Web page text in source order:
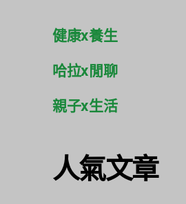
健康x養生
哈拉x閒聊
親子x生活
人氣文章